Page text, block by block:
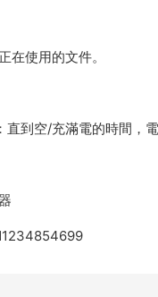
使用的文件。
到空/充滿電的時間，